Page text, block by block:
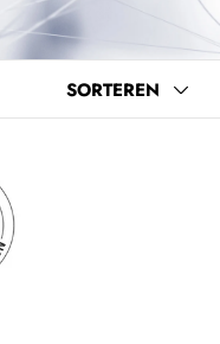
SORTEREN